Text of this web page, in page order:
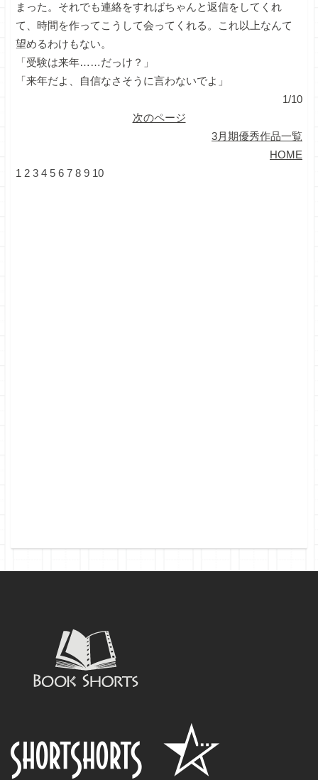
まった。それでも連絡をすればちゃんと返信をしてくれ
て、時間を作ってこうして会ってくれる。これ以上なんて
望めるわけもない。
「受験は来年……だっけ？」
「来年だよ、自信なさそうに言わないでよ」
1/10
次のページ
3月期優秀作品一覧
HOME
1 2 3 4 5 6 7 8 9 10